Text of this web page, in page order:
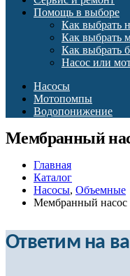
Помощь в выборе
Как выбрать
Как выбрать
Как выбрать
Насос или
Насосы
Мотопомпы
Водопонижение
Мембранный
Главная
Каталог
Насосы, Объемные
Мембранный насос
Ответим на